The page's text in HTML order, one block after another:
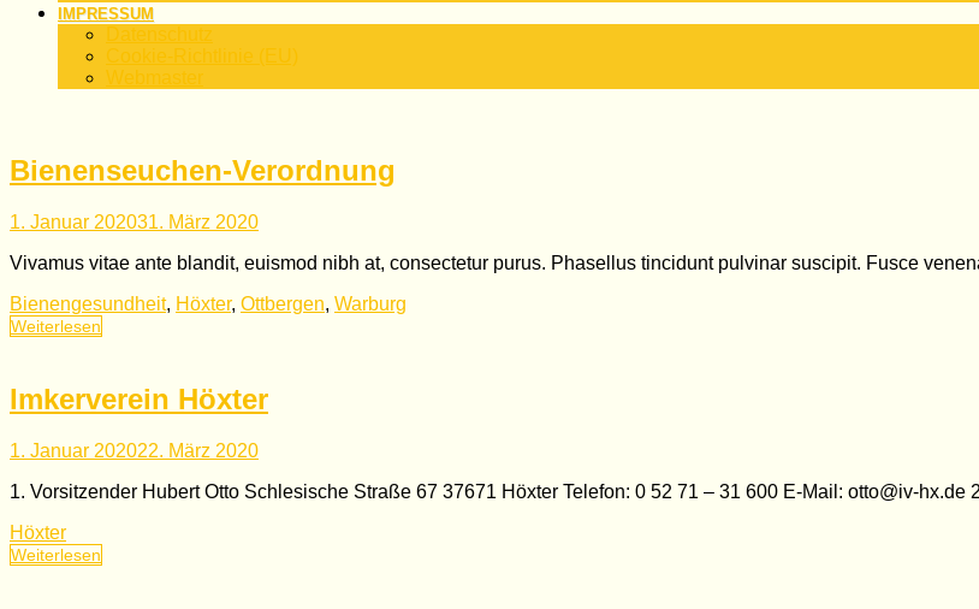
IMPRESSUM
Datenschutz
Cookie-Richtlinie (EU)
Webmaster
Bienenseuchen-Verordnung
1. Januar 202031. März 2020
Vivamus vitae ante blandit, euismod nibh at, consectetur purus. Phasellus tincidunt pulvinar suscipit. Fusce
Bienengesundheit, Höxter, Ottbergen, Warburg
Weiterlesen
Imkerverein Höxter
1. Januar 202022. März 2020
1. Vorsitzender Hubert Otto Schlesische Straße 67 37671 Höxter Telefon: 0 52 71 – 31 600 E-Mail: otto@iv-hx.de
Höxter
Weiterlesen